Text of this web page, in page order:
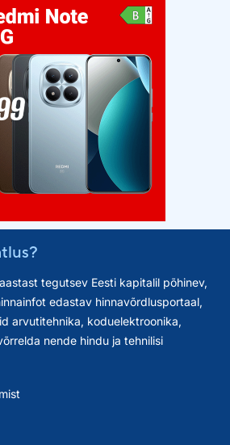
tegutsev Eesti kapitalil põhinev,
edastav hinnavõrdlusportaal,
arvutitehnika, koduelektroonika,
nende hindu ja tehnilisi